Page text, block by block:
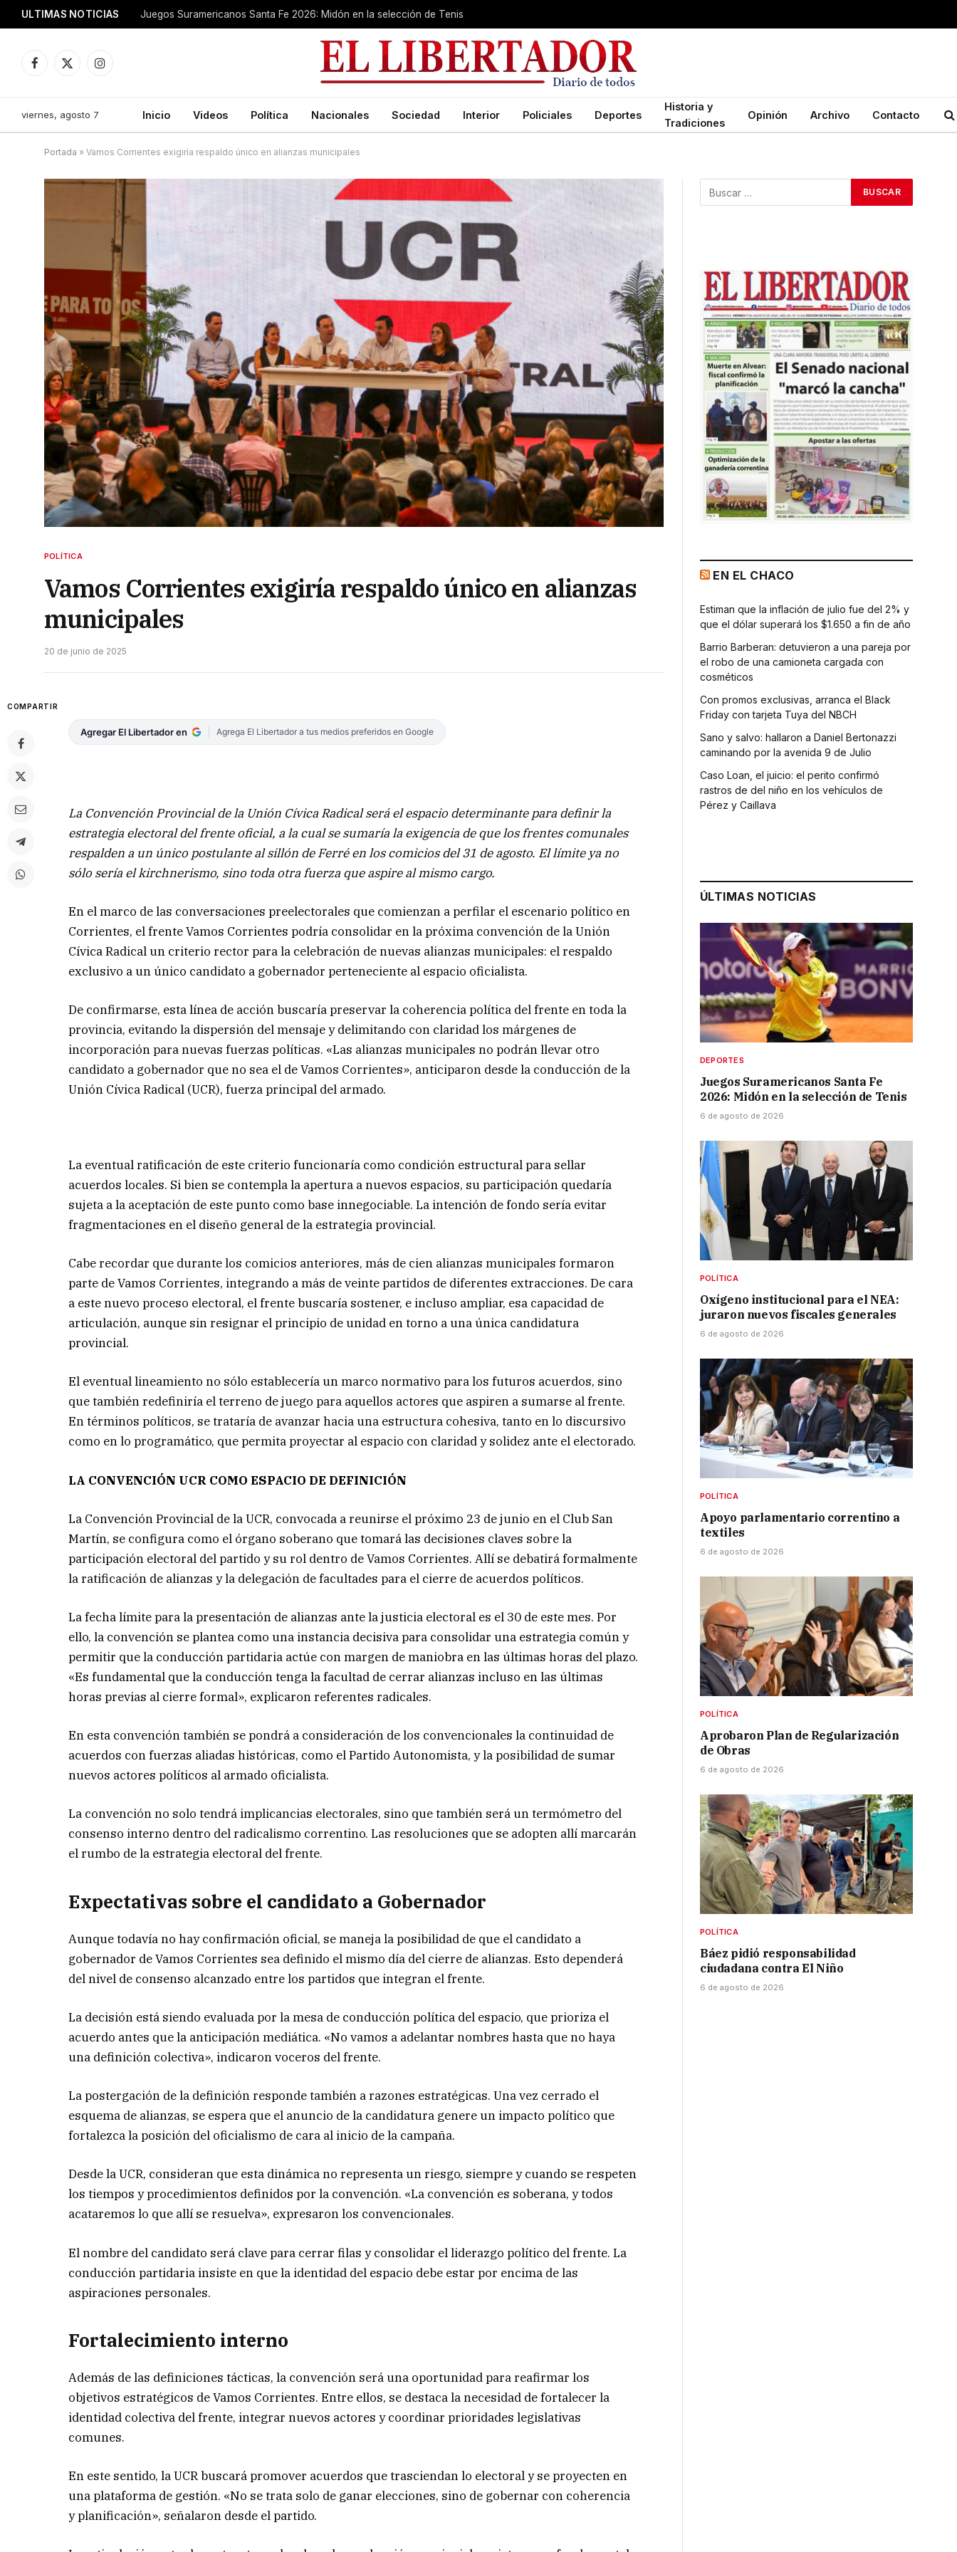
ULTIMAS NOTICIAS Juegos Suramericanos Santa Fe 2026: Midón en la selección de Tenis
Facebook
X
Instagram
viernes, agosto 7 Inicio Videos Política Nacionales Sociedad Interior Policiales Deportes
Historia y
Tradiciones
Opinión Archivo Contacto
Portada » Vamos Corrientes exigiría respaldo único en alianzas municipales
POLÍTICA
Vamos Corrientes exigiría respaldo único en alianzas
municipales
20 de junio de 2025
COMPARTIR
Agregar El Libertador en Agrega El Libertador a tus medios preferidos en Google
La Convención Provincial de la Unión Cívica Radical será el espacio determinante para definir la
estrategia electoral del frente oficial, a la cual se sumaría la exigencia de que los frentes comunales
respalden a un único postulante al sillón de Ferré en los comicios del 31 de agosto. El límite ya no
sólo sería el kirchnerismo, sino toda otra fuerza que aspire al mismo cargo.
En el marco de las conversaciones preelectorales que comienzan a perfilar el escenario político en
Corrientes, el frente Vamos Corrientes podría consolidar en la próxima convención de la Unión
Cívica Radical un criterio rector para la celebración de nuevas alianzas municipales: el respaldo
exclusivo a un único candidato a gobernador perteneciente al espacio oficialista.
De confirmarse, esta línea de acción buscaría preservar la coherencia política del frente en toda la
provincia, evitando la dispersión del mensaje y delimitando con claridad los márgenes de
incorporación para nuevas fuerzas políticas. «Las alianzas municipales no podrán llevar otro
candidato a gobernador que no sea el de Vamos Corrientes», anticiparon desde la conducción de la
Unión Cívica Radical (UCR), fuerza principal del armado.
La eventual ratificación de este criterio funcionaría como condición estructural para sellar
acuerdos locales. Si bien se contempla la apertura a nuevos espacios, su participación quedaría
sujeta a la aceptación de este punto como base innegociable. La intención de fondo sería evitar
fragmentaciones en el diseño general de la estrategia provincial.
Cabe recordar que durante los comicios anteriores, más de cien alianzas municipales formaron
parte de Vamos Corrientes, integrando a más de veinte partidos de diferentes extracciones. De cara
a este nuevo proceso electoral, el frente buscaría sostener, e incluso ampliar, esa capacidad de
articulación, aunque sin resignar el principio de unidad en torno a una única candidatura
provincial.
El eventual lineamiento no sólo establecería un marco normativo para los futuros acuerdos, sino
que también redefiniría el terreno de juego para aquellos actores que aspiren a sumarse al frente.
En términos políticos, se trataría de avanzar hacia una estructura cohesiva, tanto en lo discursivo
como en lo programático, que permita proyectar al espacio con claridad y solidez ante el electorado.
LA CONVENCIÓN UCR COMO ESPACIO DE DEFINICIÓN
La Convención Provincial de la UCR, convocada a reunirse el próximo 23 de junio en el Club San
Martín, se configura como el órgano soberano que tomará las decisiones claves sobre la
participación electoral del partido y su rol dentro de Vamos Corrientes. Allí se debatirá formalmente
la ratificación de alianzas y la delegación de facultades para el cierre de acuerdos políticos.
La fecha límite para la presentación de alianzas ante la justicia electoral es el 30 de este mes. Por
ello, la convención se plantea como una instancia decisiva para consolidar una estrategia común y
permitir que la conducción partidaria actúe con margen de maniobra en las últimas horas del plazo.
«Es fundamental que la conducción tenga la facultad de cerrar alianzas incluso en las últimas
horas previas al cierre formal», explicaron referentes radicales.
En esta convención también se pondrá a consideración de los convencionales la continuidad de
acuerdos con fuerzas aliadas históricas, como el Partido Autonomista, y la posibilidad de sumar
nuevos actores políticos al armado oficialista.
La convención no solo tendrá implicancias electorales, sino que también será un termómetro del
consenso interno dentro del radicalismo correntino. Las resoluciones que se adopten allí marcarán
el rumbo de la estrategia electoral del frente.
Expectativas sobre el candidato a Gobernador
Aunque todavía no hay confirmación oficial, se maneja la posibilidad de que el candidato a
gobernador de Vamos Corrientes sea definido el mismo día del cierre de alianzas. Esto dependerá
del nivel de consenso alcanzado entre los partidos que integran el frente.
La decisión está siendo evaluada por la mesa de conducción política del espacio, que prioriza el
acuerdo antes que la anticipación mediática. «No vamos a adelantar nombres hasta que no haya
una definición colectiva», indicaron voceros del frente.
La postergación de la definición responde también a razones estratégicas. Una vez cerrado el
esquema de alianzas, se espera que el anuncio de la candidatura genere un impacto político que
fortalezca la posición del oficialismo de cara al inicio de la campaña.
Desde la UCR, consideran que esta dinámica no representa un riesgo, siempre y cuando se respeten
los tiempos y procedimientos definidos por la convención. «La convención es soberana, y todos
acataremos lo que allí se resuelva», expresaron los convencionales.
El nombre del candidato será clave para cerrar filas y consolidar el liderazgo político del frente. La
conducción partidaria insiste en que la identidad del espacio debe estar por encima de las
aspiraciones personales.
Fortalecimiento interno
Además de las definiciones tácticas, la convención será una oportunidad para reafirmar los
objetivos estratégicos de Vamos Corrientes. Entre ellos, se destaca la necesidad de fortalecer la
identidad colectiva del frente, integrar nuevos actores y coordinar prioridades legislativas
comunes.
En este sentido, la UCR buscará promover acuerdos que trasciendan lo electoral y se proyecten en
una plataforma de gestión. «No se trata solo de ganar elecciones, sino de gobernar con coherencia
y planificación», señalaron desde el partido.
EN EL CHACO
Estiman que la inflación de julio fue del 2% y
que el dólar superará los $1.650 a fin de año
Barrio Barberan: detuvieron a una pareja por
el robo de una camioneta cargada con
cosméticos
Con promos exclusivas, arranca el Black
Friday con tarjeta Tuya del NBCH
Sano y salvo: hallaron a Daniel Bertonazzi
caminando por la avenida 9 de Julio
Caso Loan, el juicio: el perito confirmó
rastros de del niño en los vehículos de
Pérez y Caillava
ÚLTIMAS NOTICIAS
DEPORTES
Juegos Suramericanos Santa Fe
2026: Midón en la selección de Tenis
6 de agosto de 2026
POLÍTICA
Oxígeno institucional para el NEA:
juraron nuevos fiscales generales
6 de agosto de 2026
POLÍTICA
Apoyo parlamentario correntino a
textiles
6 de agosto de 2026
POLÍTICA
Aprobaron Plan de Regularización
de Obras
6 de agosto de 2026
POLÍTICA
Báez pidió responsabilidad
ciudadana contra El Niño
6 de agosto de 2026